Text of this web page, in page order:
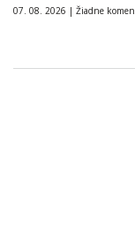
07. 08. 2026 | Žiadne